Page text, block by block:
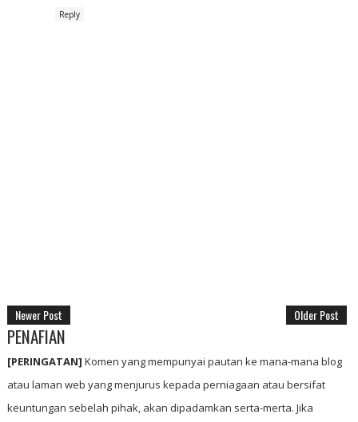
Reply
Newer Post Older Post
PENAFIAN
[PERINGATAN] Komen yang mempunyai pautan ke mana-mana blog
atau laman web yang menjurus kepada perniagaan atau bersifat
keuntungan sebelah pihak, akan dipadamkan serta-merta. Jika